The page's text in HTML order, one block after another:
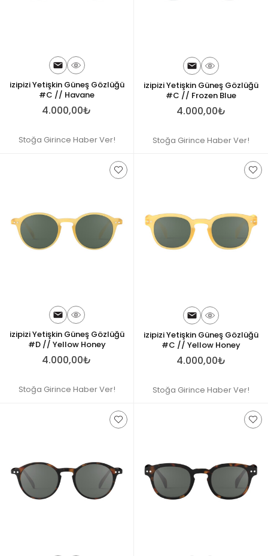
izipizi Yetişkin Güneş Gözlüğü
#C // Havane
4.000,00₺
Stoğa Girince Haber Ver!
izipizi Yetişkin Güneş Gözlüğü
#C // Frozen Blue
4.000,00₺
Stoğa Girince Haber Ver!
izipizi Yetişkin Güneş Gözlüğü
#D // Yellow Honey
4.000,00₺
Stoğa Girince Haber Ver!
izipizi Yetişkin Güneş Gözlüğü
#C // Yellow Honey
4.000,00₺
Stoğa Girince Haber Ver!